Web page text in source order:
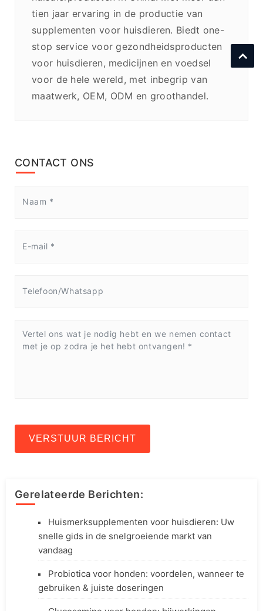
tien jaar ervaring in de productie van
supplementen voor huisdieren. Biedt one-
stop service voor gezondheidsproducten
voor huisdieren, medicijnen en voedsel
voor de hele wereld, met inbegrip van
maatwerk, OEM, ODM en groothandel.
CONTACT ONS
VERSTUUR BERICHT
Gerelateerde Berichten:
Huismerksupplementen voor huisdieren: Uw
snelle gids in de snelgroeiende markt van
vandaag
Probiotica voor honden: voordelen, wanneer te
gebruiken & juiste doseringen